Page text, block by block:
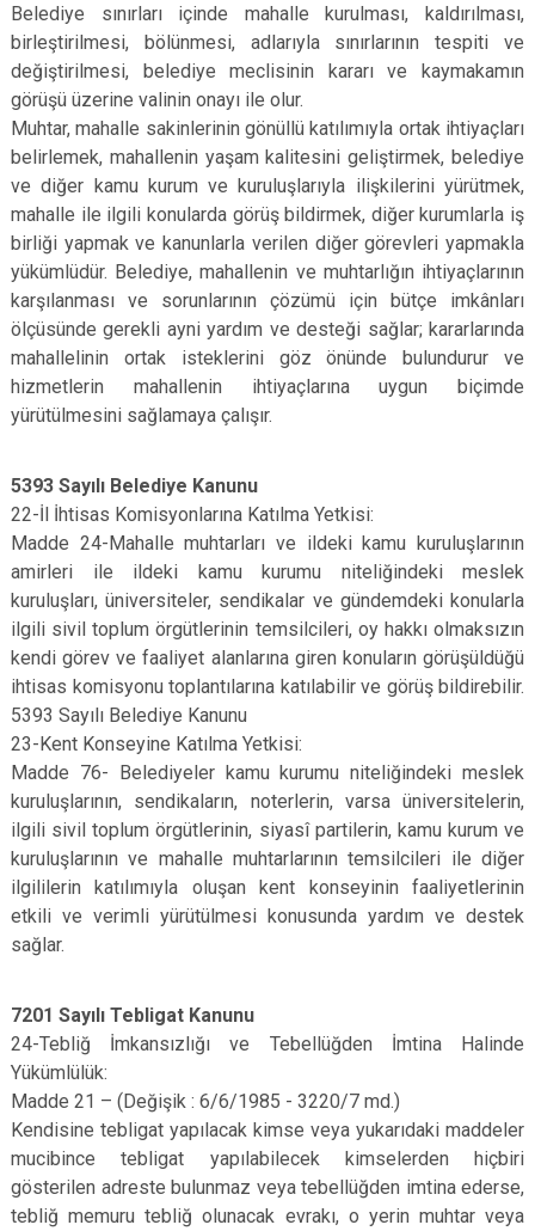
Belediye sınırları içinde mahalle kurulması, kaldırılması,
birleştirilmesi, bölünmesi, adlarıyla sınırlarının tespiti ve
değiştirilmesi, belediye meclisinin kararı ve kaymakamın
görüşü üzerine valinin onayı ile olur.
Muhtar, mahalle sakinlerinin gönüllü katılımıyla ortak ihtiyaçları
belirlemek, mahallenin yaşam kalitesini geliştirmek, belediye
ve diğer kamu kurum ve kuruluşlarıyla ilişkilerini yürütmek,
mahalle ile ilgili konularda görüş bildirmek, diğer kurumlarla iş
birliği yapmak ve kanunlarla verilen diğer görevleri yapmakla
yükümlüdür. Belediye, mahallenin ve muhtarlığın ihtiyaçlarının
karşılanması ve sorunlarının çözümü için bütçe imkânları
ölçüsünde gerekli ayni yardım ve desteği sağlar; kararlarında
mahallelinin ortak isteklerini göz önünde bulundurur ve
hizmetlerin mahallenin ihtiyaçlarına uygun biçimde
yürütülmesini sağlamaya çalışır.
5393 Sayılı Belediye Kanunu
22-İl İhtisas Komisyonlarına Katılma Yetkisi:
Madde 24-Mahalle muhtarları ve ildeki kamu kuruluşlarının
amirleri ile ildeki kamu kurumu niteliğindeki meslek
kuruluşları, üniversiteler, sendikalar ve gündemdeki konularla
ilgili sivil toplum örgütlerinin temsilcileri, oy hakkı olmaksızın
kendi görev ve faaliyet alanlarına giren konuların görüşüldüğü
ihtisas komisyonu toplantılarına katılabilir ve görüş bildirebilir.
5393 Sayılı Belediye Kanunu
23-Kent Konseyine Katılma Yetkisi:
Madde 76- Belediyeler kamu kurumu niteliğindeki meslek
kuruluşlarının, sendikaların, noterlerin, varsa üniversitelerin,
ilgili sivil toplum örgütlerinin, siyasî partilerin, kamu kurum ve
kuruluşlarının ve mahalle muhtarlarının temsilcileri ile diğer
ilgililerin katılımıyla oluşan kent konseyinin faaliyetlerinin
etkili ve verimli yürütülmesi konusunda yardım ve destek
sağlar.
7201 Sayılı Tebligat Kanunu
24-Tebliğ İmkansızlığı ve Tebellüğden İmtina Halinde
Yükümlülük:
Madde 21 – (Değişik : 6/6/1985 - 3220/7 md.)
Kendisine tebligat yapılacak kimse veya yukarıdaki maddeler
mucibince tebligat yapılabilecek kimselerden hiçbiri
gösterilen adreste bulunmaz veya tebellüğden imtina ederse,
tebliğ memuru tebliğ olunacak evrakı, o yerin muhtar veya